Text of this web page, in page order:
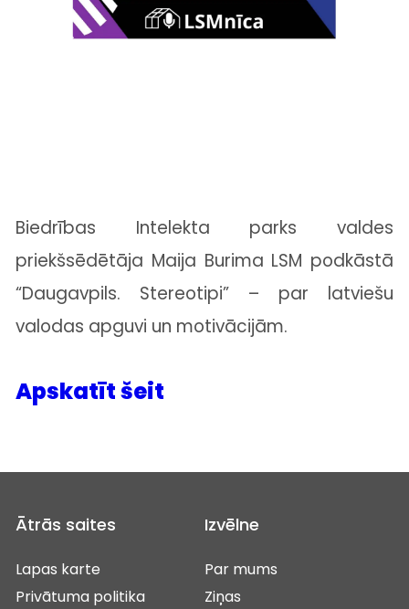
Biedrības Intelekta parks valdes
priekšsēdētāja Maija Burima LSM podkāstā
“Daugavpils. Stereotipi” – par latviešu
valodas apguvi un motivācijām.
Apskatīt šeit
Ātrās saites
Lapas karte
Privātuma politika
Izvēlne
Par mums
Ziņas